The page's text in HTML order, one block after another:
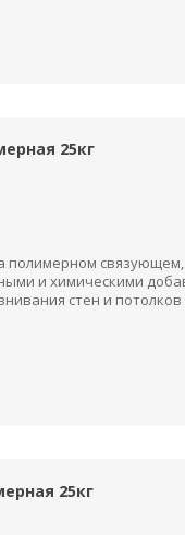
25кг
полимерном связующем,
и химическими
стен и потолков
25кг